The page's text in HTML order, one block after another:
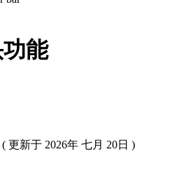
能
( 更新于 2026年 七月 20日 )